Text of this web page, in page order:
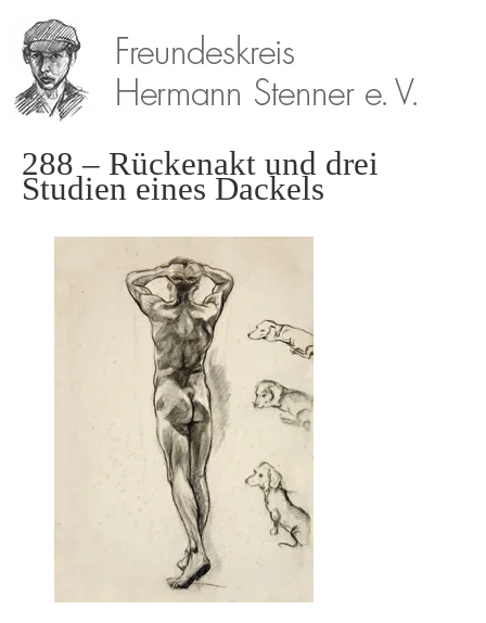
288 – Rückenakt und drei
Studien eines Dackels